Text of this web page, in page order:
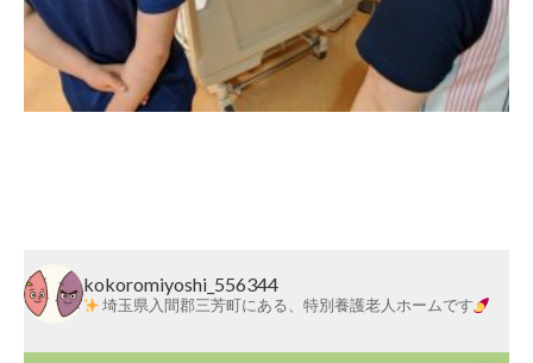
蓬
莱
kokoromiyoshi_556344
埼玉県入間郡三芳町にある、特別養護老人ホームです